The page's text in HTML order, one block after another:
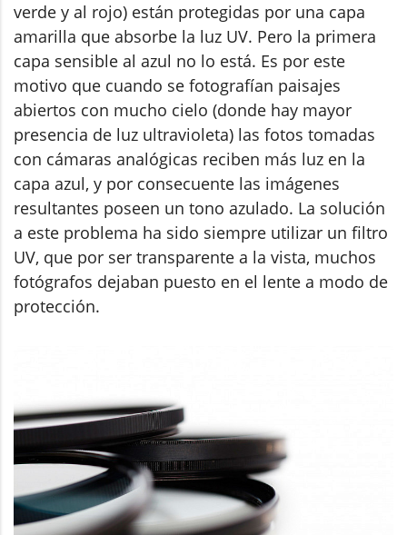
verde y al rojo) están protegidas por una capa
amarilla que absorbe la luz UV. Pero la primera
capa sensible al azul no lo está. Es por este
motivo que cuando se fotografían paisajes
abiertos con mucho cielo (donde hay mayor
presencia de luz ultravioleta) las fotos tomadas
con cámaras analógicas reciben más luz en la
capa azul, y por consecuente las imágenes
resultantes poseen un tono azulado. La solución
a este problema ha sido siempre utilizar un filtro
UV, que por ser transparente a la vista, muchos
fotógrafos dejaban puesto en el lente a modo de
protección.